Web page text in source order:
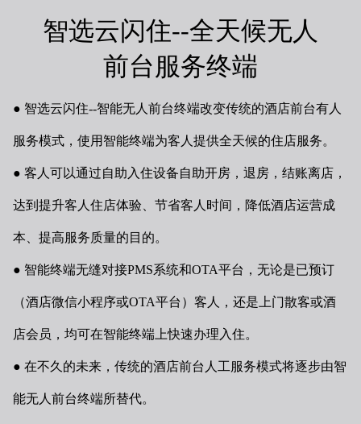
智选云闪住--全天候无人
前台服务终端
智选云闪住--智能无人前台终端改变传统的酒店前台有人
服务模式，使用智能终端为客人提供全天候的住店服务。
客人可以通过自助入住设备自助开房，退房，结账离店，
达到提升客人住店体验、节省客人时间，降低酒店运营成
本、提高服务质量的目的。
智能终端无缝对接PMS系统和OTA平台，无论是已预订
（酒店微信小程序或OTA平台）客人， 还是上门散客或酒
店会员，均可在智能终端上快速办理入住。
在不久的未来，传统的酒店前台人工服务模式将逐步由智
能无人前台终端所替代。